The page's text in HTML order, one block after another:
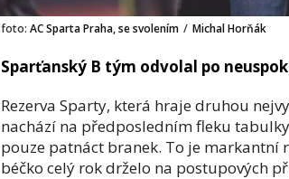
foto: AC Sparta Praha, se svolením / Michal Horňák
Sparťanský B tým odvolal po
Rezerva Sparty, která hraje druhou
nachází na předposledním fleku
pouze patnáct branek. To je
béčko celý rok drželo na postupových